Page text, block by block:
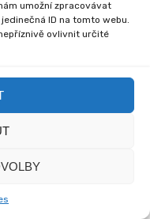
umožní zpracovávat
ID na tomto webu.
ovlivnit určité